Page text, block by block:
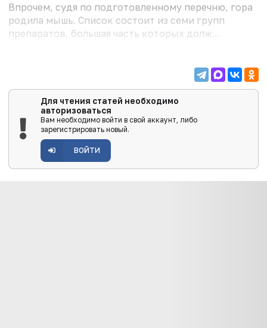
Впрочем, судя по подготовленному перечню, гора
родила мышь. Список состоит из семи групп
препаратов, большая часть которых долж...
Для чтения статей необходимо
авторизоваться
Вам необходимо войти в свой аккаунт, либо
зарегистрировать новый.
ВОЙТИ